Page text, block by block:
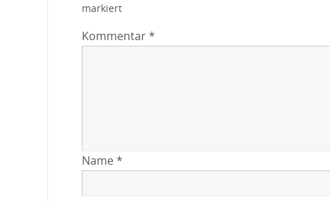
markiert
Kommentar*
Name*